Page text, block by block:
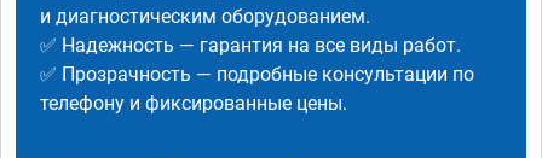
и диагностическим оборудованием.
✅ Надежность — гарантия на все виды работ.
✅ Прозрачность — подробные консультации по
телефону и фиксированные цены.